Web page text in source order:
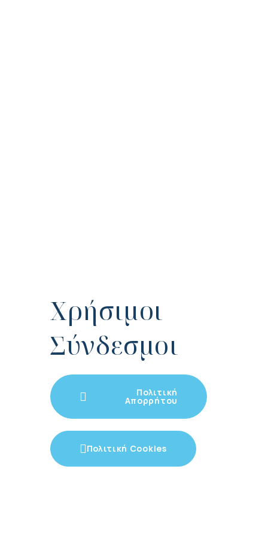
Χρήσιμοι
Σύνδεσμοι
Πολιτική
Απορρήτου
Πολιτική Cookies